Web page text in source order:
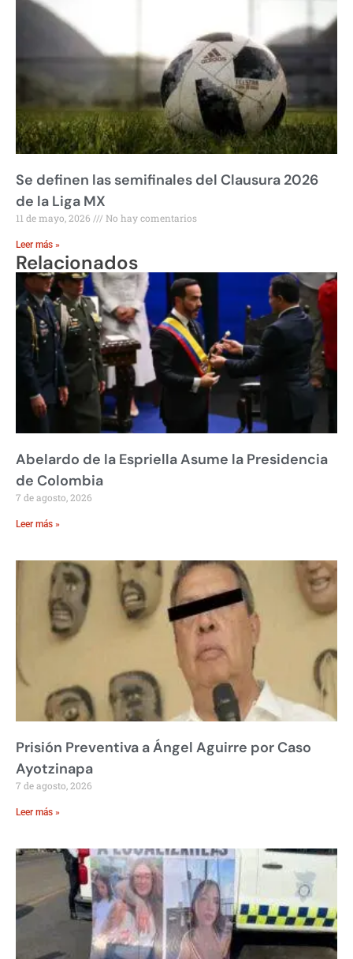
Se definen las semifinales del Clausura 2026
de la Liga MX
11 de mayo, 2026 No hay comentarios
Leer más »
Relacionados
Abelardo de la Espriella Asume la Presidencia
de Colombia
7 de agosto, 2026
Leer más »
Prisión Preventiva a Ángel Aguirre por Caso
Ayotzinapa
7 de agosto, 2026
Leer más »